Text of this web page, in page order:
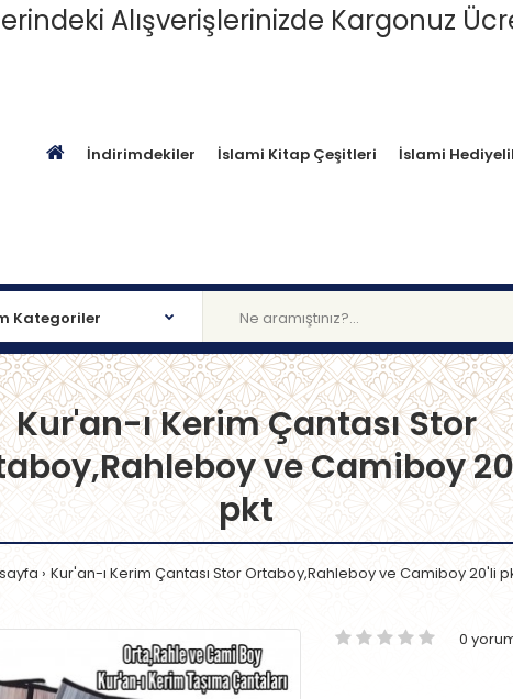
Alışverişlerinizde Kargonuz
İndirimdekiler İslami Kitap Çeşitleri İslami
Kur'an-ı Kerim Çantası Stor
ve Camiboy
pkt
Kur'an-ı Kerim Çantası Stor Ortaboy,Rahleboy ve Camiboy 20'li
0